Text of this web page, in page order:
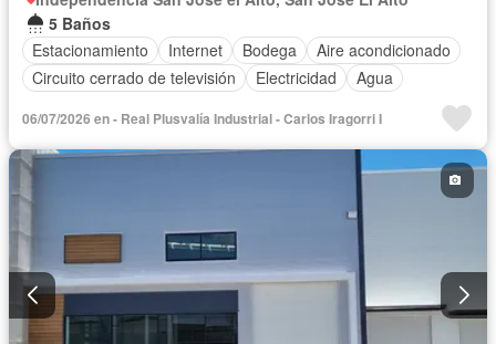
5 Baños
Estacionamiento
Internet Bodega
Aire acondicionado
Circuito cerrado de televisión
Electricidad Agua
06/07/2026 en - Real Plusvalía Industrial - Carlos Iragorri I